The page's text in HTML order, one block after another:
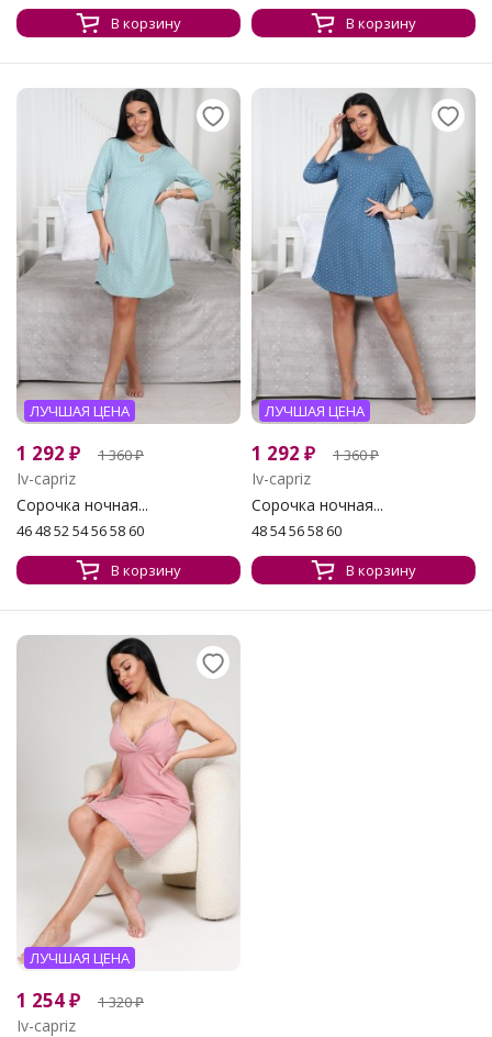
В корзину В корзину
ЛУЧШАЯ ЦЕНА
1 292 ₽ 1 360₽
Iv-capriz
Сорочка ночная...
46 48 52 54 56 58 60
В корзину
ЛУЧШАЯ ЦЕНА
1 292 ₽ 1 360₽
Iv-capriz
Сорочка ночная...
48 54 56 58 60
В корзину
ЛУЧШАЯ ЦЕНА
1 254₽ 1 320₽
Iv-capriz